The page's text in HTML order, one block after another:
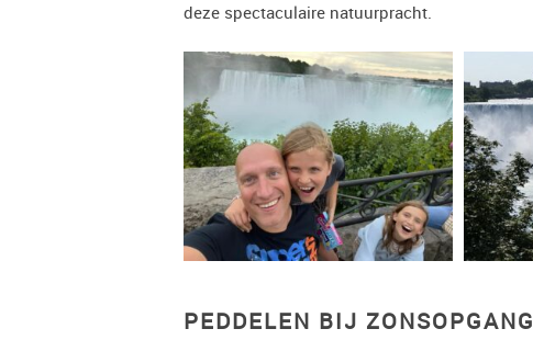
deze spectaculaire natuurpracht.
PEDDELEN BIJ ZONSOPGANG